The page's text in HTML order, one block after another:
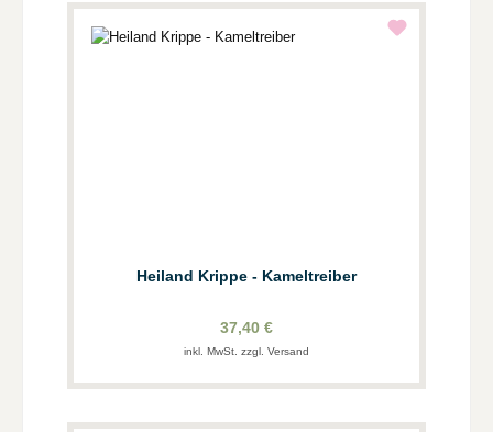
Heiland Krippe - Kameltreiber
37,40 €
inkl. MwSt. zzgl. Versand